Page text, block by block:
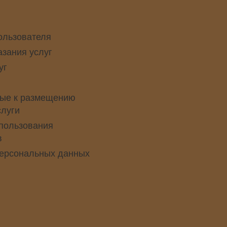
услуг
к размещению
данных